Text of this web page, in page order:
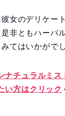
女のデリケー
非ともハーバ
てはいかがで
ナチュラルミス
い方はクリック